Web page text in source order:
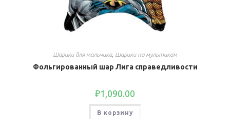
Шарики для мальчика, Шарики по мультикам
Фольгированный шар Лига справедливости
₽1,090.00
В корзину